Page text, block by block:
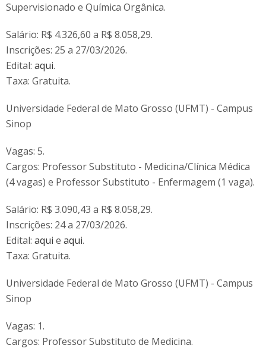
Supervisionado e Química Orgânica.
Salário: R$ 4.326,60 a R$ 8.058,29.
Inscrições: 25 a 27/03/2026.
Edital: aqui.
Taxa: Gratuita.
Universidade Federal de Mato Grosso (UFMT) - Campus
Sinop
Vagas: 5.
Cargos: Professor Substituto - Medicina/Clínica Médica
(4 vagas) e Professor Substituto - Enfermagem (1 vaga).
Salário: R$ 3.090,43 a R$ 8.058,29.
Inscrições: 24 a 27/03/2026.
Edital: aqui e aqui.
Taxa: Gratuita.
Universidade Federal de Mato Grosso (UFMT) - Campus
Sinop
Vagas: 1.
Cargos: Professor Substituto de Medicina.